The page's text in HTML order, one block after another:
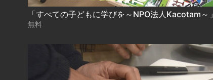
「すべての子どもに学びを～NPO法人Kacotam～」
無料